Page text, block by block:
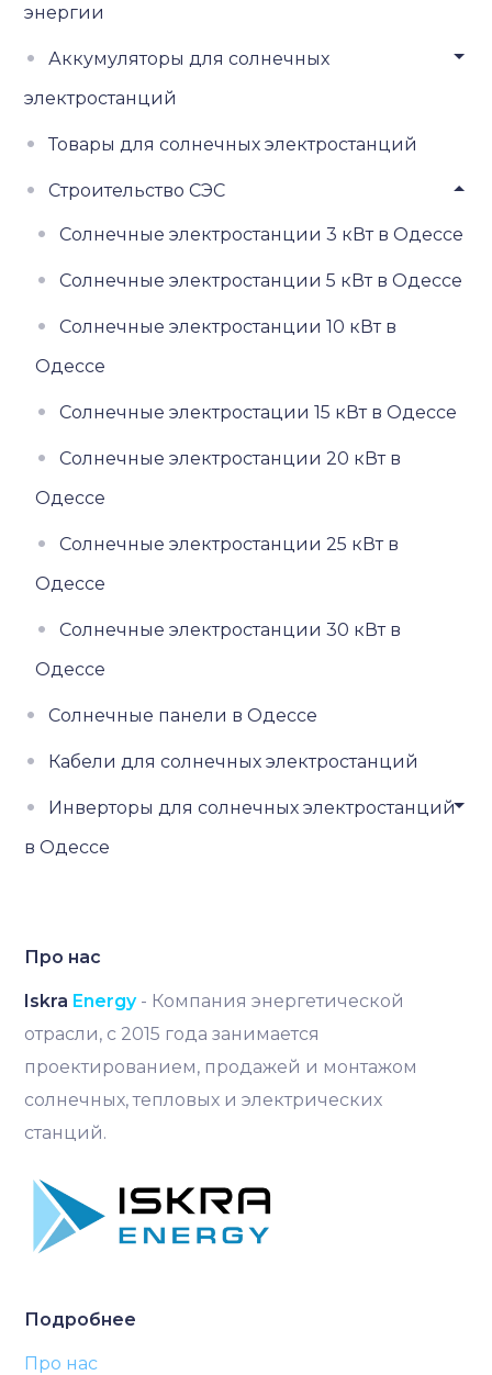
энергии
Аккумуляторы для солнечных
электростанций
Товары для солнечных электростанций
Строительство СЭС
Солнечные электростанции 3 кВт в Одессе
Солнечные электростанции 5 кВт в Одессе
Солнечные электростанции 10 кВт в
Одессе
Солнечные электростации 15 кВт в Одессе
Солнечные электростанции 20 кВт в
Одессе
Солнечные электростанции 25 кВт в
Одессе
Солнечные электростанции 30 кВт в
Одессе
Солнечные панели в Одессе
Кабели для солнечных электростанций
Инверторы для солнечных электростанций
в Одессе
Про нас
Iskra Energy- Компания энергетической
отрасли, с 2015 года занимается
проектированием, продажей и монтажом
солнечных, тепловых и электрических
станций.
Подробнее
Про нас